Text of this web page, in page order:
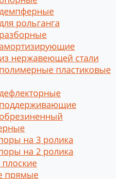
рольганга
нержавеющей стали
пластиковые
на 3 ролика
на 2 ролика
прямые